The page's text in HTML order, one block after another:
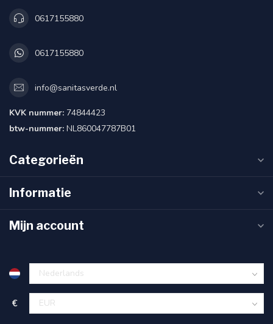
0617155880
0617155880
info@sanitasverde.nl
KVK nummer: 74844423
btw-nummer: NL860047787B01
Categorieën
Informatie
Mijn account
€